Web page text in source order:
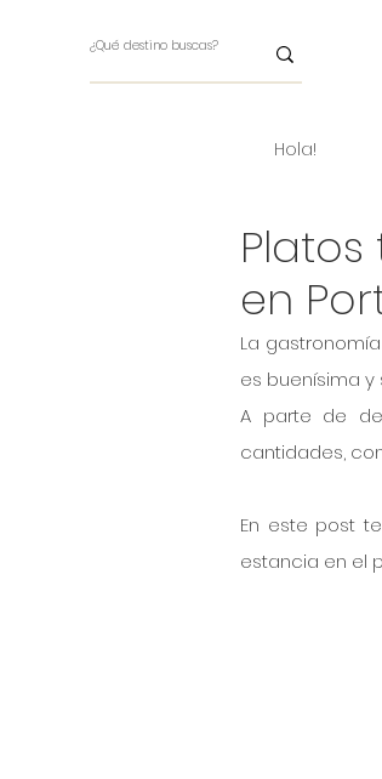
Hola!
en
La
es buenísima
A parte de
cantidades,
En este post
estancia en el